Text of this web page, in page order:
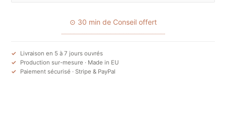
⊙ 30 min de Conseil offert
Livraison en 5 à 7 jours ouvrés
Production sur-mesure · Made in EU
Paiement sécurisé · Stripe & PayPal